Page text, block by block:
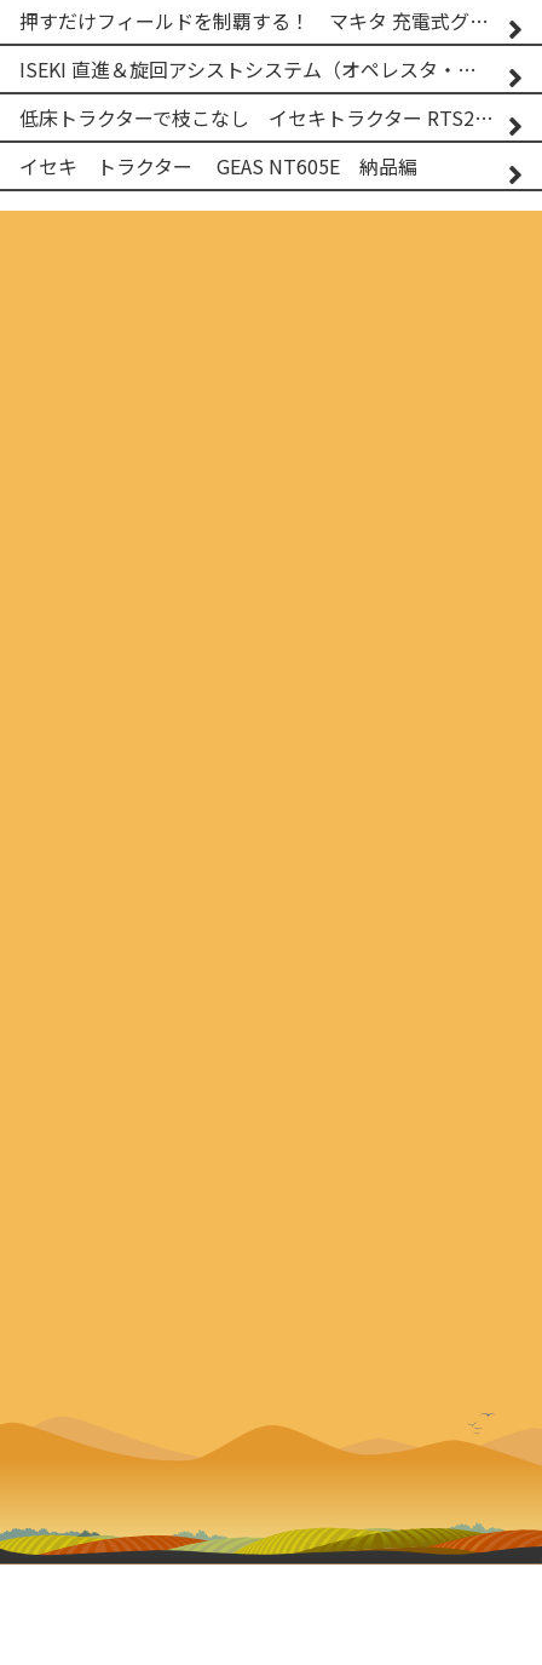
押すだけフィールドを制覇する！ マキタ 充電式グランドトリマー MUG001G
ISEKI 直進＆旋回アシストシステム（オペレスタ・ターン）搭載 イセキ 乗用田植機 PRJ8D-ZJL
低床トラクターで枝こなし イセキトラクター RTS205NS & フレールモア FNC1202F
イセキ トラクター GEAS NT605E 納品編